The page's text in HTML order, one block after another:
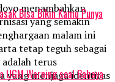
menambahkan
yang semakin
malam ini
tetap teguh sebagai
terus
yang menjaga identitas
Bisa Bikin Kamu Punya
UGM Warning soal Bahaya